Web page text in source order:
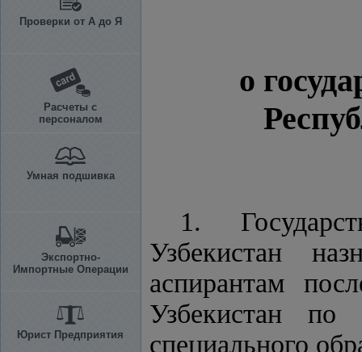
Проверки от А до Я
Расчеты с
персоналом
Умная подшивка
Экспортно-
Импортные Операции
Юрист Предприятия
о
1.
Узбекистан
аспирантам
Узбекистан
специального